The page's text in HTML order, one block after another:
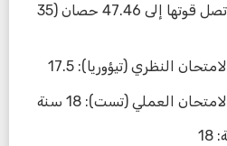
نوع الرخصة: دراجة نارية تصل قوتها إلى 47.46 حصان (35
النظري (تيؤوريا): 17.5
العملي (تست): 18 سنة